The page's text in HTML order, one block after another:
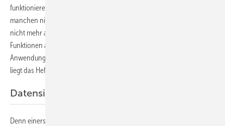
funktionieren also genauso wie die bisherigen Ferraris-Zähler und
manchen nichts anderes als den Stromverbrauch zu messen – nur
nicht mehr analog, sondern digital. Allerdings können diese
Funktionen auf Wunsch wieder aktiviert werden. Auch mit Blick auf die
Anwendung der digitalen Funktionen und die Verwaltung der Daten
liegt das Heft des Handelns beim Kunden.
Datensicherheit und Serviceangebote
Denn einerseits muss der Netzbetreiber bei jeder Weitergabe von